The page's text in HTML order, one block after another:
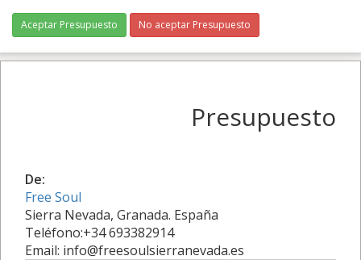
Aceptar Presupuesto No aceptar Presupuesto
Presupuesto
De:
Free Soul
Sierra Nevada, Granada. España
Teléfono:+34 693382914
Email: info@freesoulsierranevada.es